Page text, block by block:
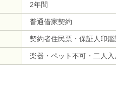
2年間
普通借家契約
契約者住民票・保証人印
楽器・ペット不可・二人